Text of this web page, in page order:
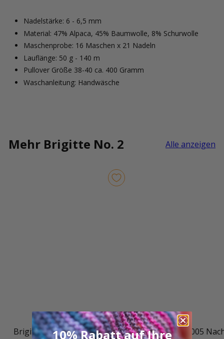
Nadelstärke: 6 - 6,5 mm
Material: 47% Alpaca, 45% Baumwolle, 8% Schurwolle
Maschenprobe: 16 Maschen x 21 Nadeln
Lauflänge: 50 g - 140 m
Pullover Größe 38-40 ca. 400 Gramm
Waschanleitung: Handwäsche
Mehr Brigitte No. 2 Alle anzeigen
Brigitte No. 2 001 Grün
Brigitte No. 2 005
10% Rabatt auf Ihre